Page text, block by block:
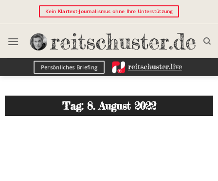
Kein Klartext-Journalismus ohne Ihre Unterstützung
Persönliches Briefing
Tag: 8. August 2022